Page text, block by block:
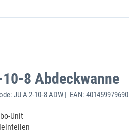
8 Abdeckwanne
JU A 2-10-8 ADW | EAN:
Unit